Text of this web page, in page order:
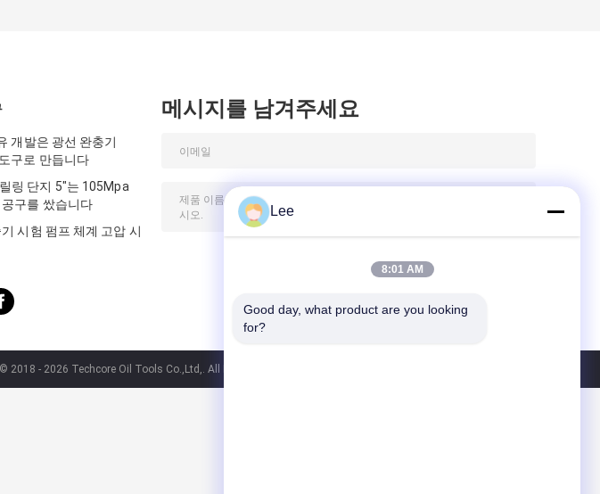
개발은 광선 완충기
구로 만듭니다
링 단지 5"는 105Mpa
구를 쌌습니다
시험 펌프 체계 고압 시
메시지를 남겨주세요
© 2018 - 2026 Techcore Oil Tools Co.,Ltd,. All Rights Reserved.
Lee
8:01 AM
Good day, what product are you looking
for?